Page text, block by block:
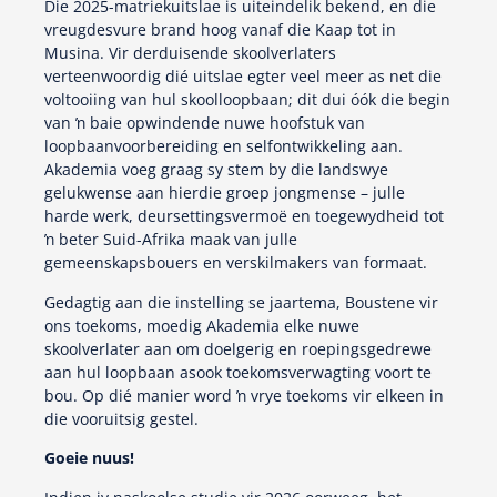
Die 2025-matriekuitslae is uiteindelik bekend, en die
vreugdesvure brand hoog vanaf die Kaap tot in
Musina. Vir derduisende skoolverlaters
verteenwoordig dié uitslae egter veel meer as net die
voltooiing van hul skoolloopbaan; dit dui óók die begin
van ŉ baie opwindende nuwe hoofstuk van
loopbaanvoorbereiding en selfontwikkeling aan.
Akademia voeg graag sy stem by die landswye
gelukwense aan hierdie groep jongmense – julle
harde werk, deursettingsvermoë en toegewydheid tot
ŉ beter Suid-Afrika maak van julle
gemeenskapsbouers en verskilmakers van formaat.
Gedagtig aan die instelling se jaartema, Boustene vir
ons toekoms, moedig Akademia elke nuwe
skoolverlater aan om doelgerig en roepingsgedrewe
aan hul loopbaan asook toekomsverwagting voort te
bou. Op dié manier word ŉ vrye toekoms vir elkeen in
die vooruitsig gestel.
Goeie nuus!